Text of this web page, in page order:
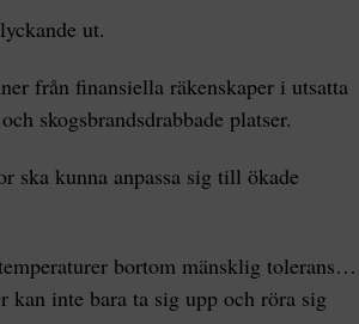
ut.
från finansiella räkenskaper i utsatta
skogsbrandsdrabbade platser.
ska kunna anpassa sig till ökade
bortom mänsklig tolerans…
kan inte bara ta sig upp och röra sig